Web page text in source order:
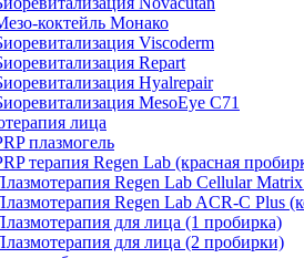
коктейль Монако
Viscoderm
Repart
Hyalrepair
MesoEye C71
лица
плазмогель
терапия Regen Lab (красная
Regen Lab Cellular
Regen Lab ACR-C Plus
для лица (1 пробирка)
для лица (2 пробирки)